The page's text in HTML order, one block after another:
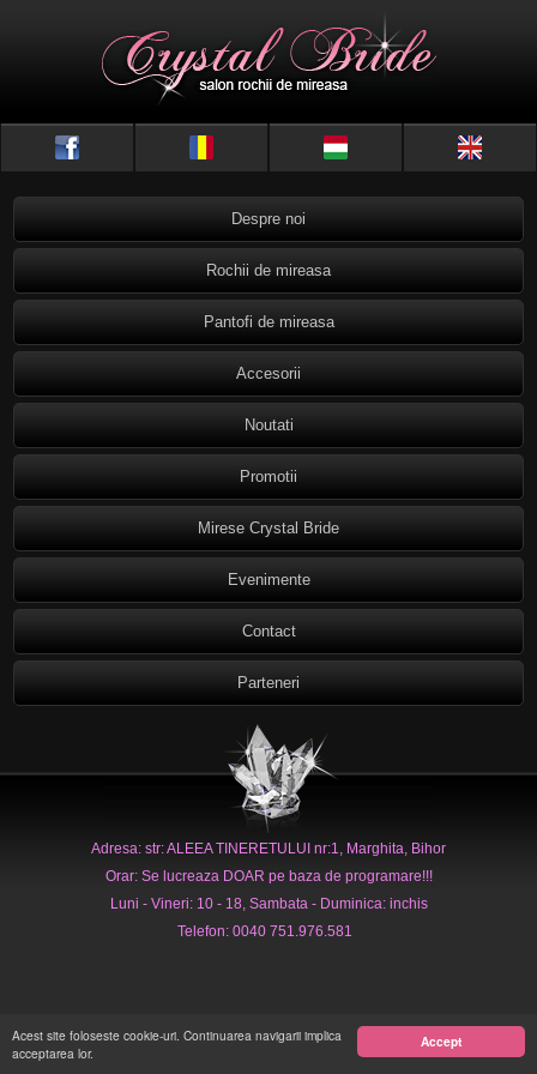
Accept
Acest site foloseste cookie-uri. Continuarea navigarii implica
acceptarea lor.
Despre noi
Rochii de mireasa
Pantofi de mireasa
Accesorii
Noutati
Promotii
Mirese Crystal Bride
Evenimente
Contact
Parteneri
Adresa: str: ALEEA TINERETULUI nr:1, Marghita, Bihor
Orar: Se lucreaza DOAR pe baza de programare!!!
Luni - Vineri: 10 - 18, Sambata - Duminica: inchis
Telefon: 0040 751.976.581